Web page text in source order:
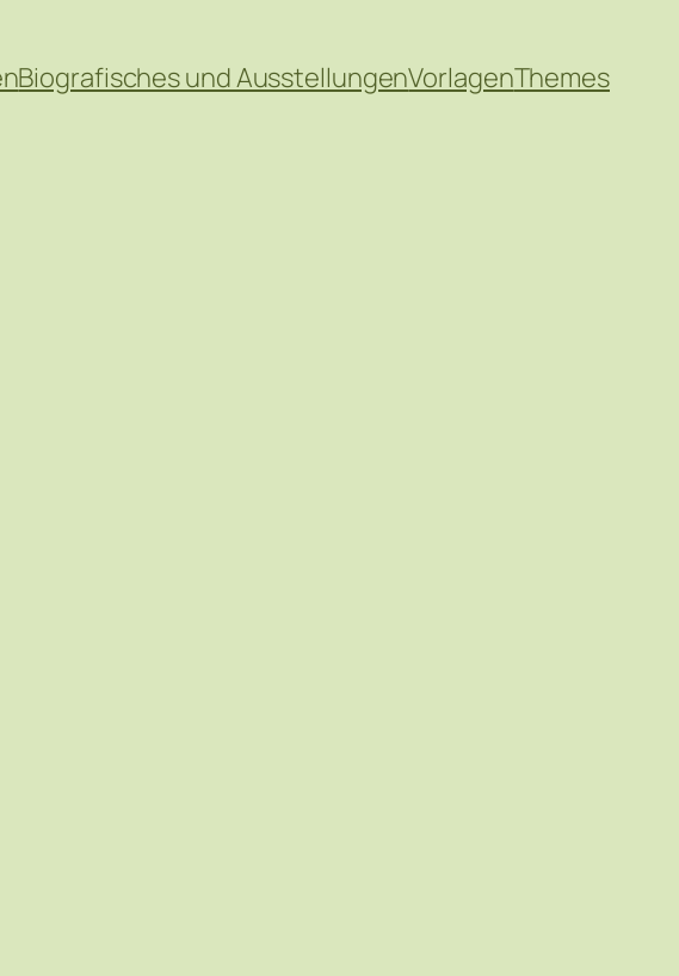
Biografisches und AusstellungenVorlagenThemes